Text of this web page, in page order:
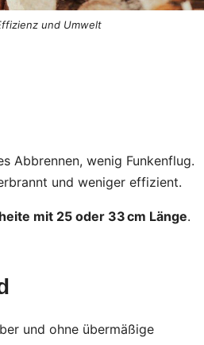
und Umwelt
Abbrennen, wenig Funkenflug.
und weniger effizient.
mit 25 oder 33 cm Länge.
und ohne übermäßige